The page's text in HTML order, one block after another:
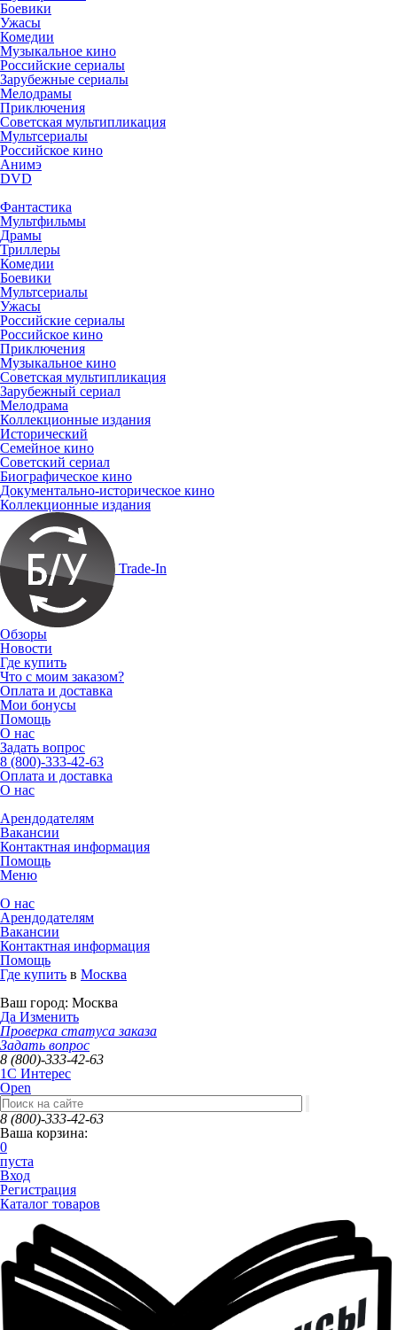
Боевики
Ужасы
Комедии
Музыкальное кино
Российские сериалы
Зарубежные сериалы
Мелодрамы
Приключения
Советская мультипликация
Мультсериалы
Российское кино
Анимэ
DVD
Фантастика
Мультфильмы
Драмы
Триллеры
Комедии
Боевики
Мультсериалы
Ужасы
Российские сериалы
Российское кино
Приключения
Музыкальное кино
Советская мультипликация
Зарубежный сериал
Мелодрама
Коллекционные издания
Исторический
Семейное кино
Советский сериал
Биографическое кино
Документально-историческое кино
Коллекционные издания
Trade-In
Обзоры
Новости
Где купить
Что с моим заказом?
Оплата и доставка
Мои бонусы
Помощь
О нас
Задать вопрос
8 (800)-333-42-63
Оплата и доставка
О нас
Арендодателям
Вакансии
Контактная информация
Помощь
Меню
О нас
Арендодателям
Вакансии
Контактная информация
Помощь
Где купить в Москва
Ваш город: Москва
Да Изменить
Проверка статуса заказа
Задать вопрос
8 (800)-333-42-63
1C Интерес
Open
8 (800)-333-42-63
Ваша корзина:
0
пуста
Вход
Регистрация
Каталог товаров